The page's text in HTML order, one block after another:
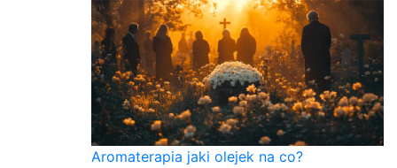
Aromaterapia jaki olejek na co?